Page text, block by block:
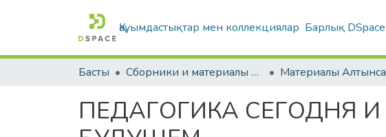
Қауымдастықтар мен коллекциялар Барлық DSpace
Басты Сборники и материалы конференций
ПЕДАГОГИКА СЕГОДНЯ